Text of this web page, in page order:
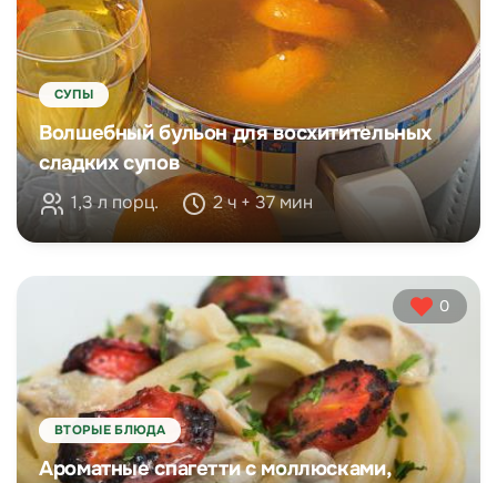
СУПЫ
Волшебный бульон для восхитительных
сладких супов
1,3 л порц. 2 ч + 37 мин
0
ВТОРЫЕ БЛЮДА
Ароматные спагетти с моллюсками,